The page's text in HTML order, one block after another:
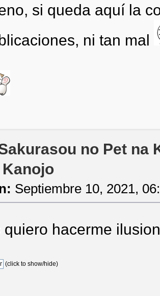
si queda aquí la
ni tan mal
no Pet na
Kanojo
Septiembre 10, 2021,
quiero hacerme
(click to show/hide)